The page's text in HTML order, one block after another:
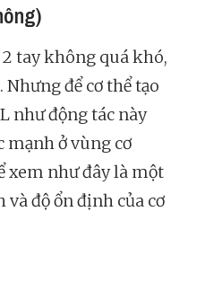
2 tay không quá khó,
để cơ thể tạo
như động tác này
mạnh ở vùng cơ
xem như đây là một
độ ổn định của cơ